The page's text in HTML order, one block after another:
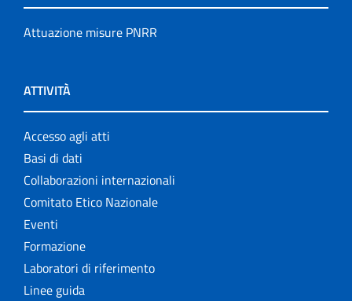
Attuazione misure PNRR
ATTIVITÀ
Accesso agli atti
Basi di dati
Collaborazioni internazionali
Comitato Etico Nazionale
Eventi
Formazione
Laboratori di riferimento
Linee guida